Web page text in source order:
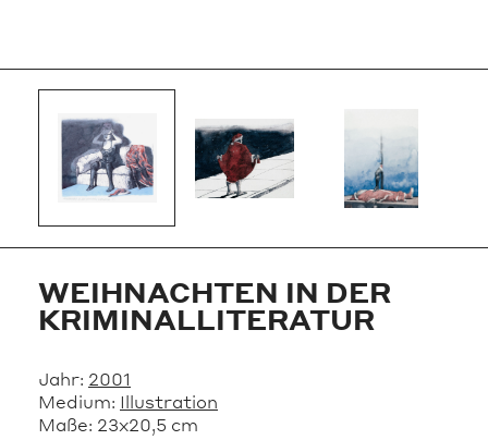
WEIHNACHTEN IN DER
KRIMINALLITERATUR
Jahr: 2001
Medium: Illustration
Maße: 23x20,5 cm